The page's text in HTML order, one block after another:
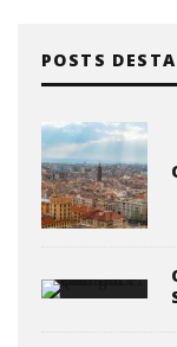
POSTS